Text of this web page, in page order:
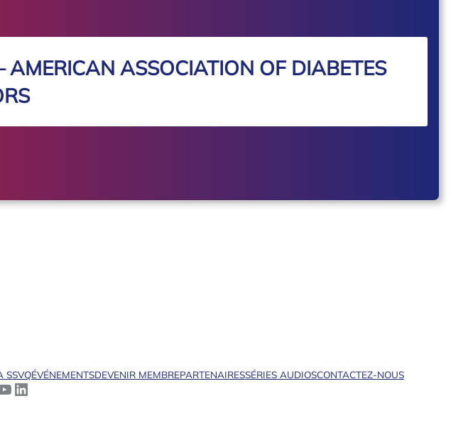
AMERICAN ASSOCIATION OF DIABETES
SSVQÉVÉNEMENTSDEVENIR MEMBREPARTENAIRESSÉRIES AUDIOSCONTACTEZ-NOUS